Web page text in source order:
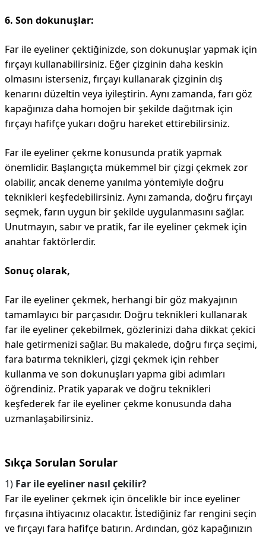
6. Son dokunuşlar:
Far ile eyeliner çektiğinizde, son dokunuşlar yapmak için
fırçayı kullanabilirsiniz. Eğer çizginin daha keskin
olmasını isterseniz, fırçayı kullanarak çizginin dış
kenarını düzeltin veya iyileştirin. Aynı zamanda, farı göz
kapağınıza daha homojen bir şekilde dağıtmak için
fırçayı hafifçe yukarı doğru hareket ettirebilirsiniz.
Far ile eyeliner çekme konusunda pratik yapmak
önemlidir. Başlangıçta mükemmel bir çizgi çekmek zor
olabilir, ancak deneme yanılma yöntemiyle doğru
teknikleri keşfedebilirsiniz. Aynı zamanda, doğru fırçayı
seçmek, farın uygun bir şekilde uygulanmasını sağlar.
Unutmayın, sabır ve pratik, far ile eyeliner çekmek için
anahtar faktörlerdir.
Sonuç olarak,
Far ile eyeliner çekmek, herhangi bir göz makyajının
tamamlayıcı bir parçasıdır. Doğru teknikleri kullanarak
far ile eyeliner çekebilmek, gözlerinizi daha dikkat çekici
hale getirmenizi sağlar. Bu makalede, doğru fırça seçimi,
fara batırma teknikleri, çizgi çekmek için rehber
kullanma ve son dokunuşları yapma gibi adımları
öğrendiniz. Pratik yaparak ve doğru teknikleri
keşfederek far ile eyeliner çekme konusunda daha
uzmanlaşabilirsiniz.
Sıkça Sorulan Sorular
1) Far ile eyeliner nasıl çekilir?
Far ile eyeliner çekmek için öncelikle bir ince eyeliner
fırçasına ihtiyacınız olacaktır. İstediğiniz far rengini seçin
ve fırçayı fara hafifçe batırın. Ardından, göz kapağınızın